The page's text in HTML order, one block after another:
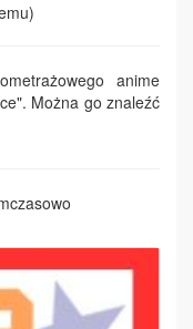
)
anime
Można go znaleźć